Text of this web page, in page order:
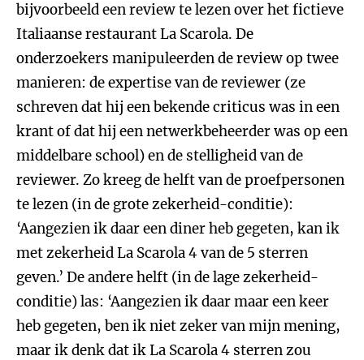
bijvoorbeeld een review te lezen over het fictieve
Italiaanse restaurant La Scarola. De
onderzoekers manipuleerden de review op twee
manieren: de expertise van de reviewer (ze
schreven dat hij een bekende criticus was in een
krant of dat hij een netwerkbeheerder was op een
middelbare school) en de stelligheid van de
reviewer. Zo kreeg de helft van de proefpersonen
te lezen (in de grote zekerheid-conditie):
‘Aangezien ik daar een diner heb gegeten, kan ik
met zekerheid La Scarola 4 van de 5 sterren
geven.’ De andere helft (in de lage zekerheid-
conditie) las: ‘Aangezien ik daar maar een keer
heb gegeten, ben ik niet zeker van mijn mening,
maar ik denk dat ik La Scarola 4 sterren zou